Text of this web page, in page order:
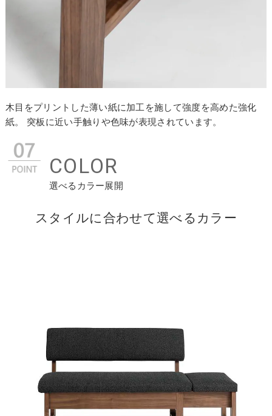
木目をプリントした薄い紙に加工を施して強度を高めた強化
紙。 突板に近い手触りや色味が表現されています。
COLOR
選べるカラー展開
スタイルに合わせて選べるカラー